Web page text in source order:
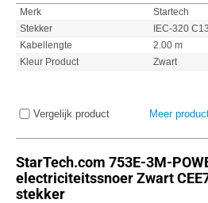
Merk
Startech
Stekker
IEC-320
Kabellengte
2.00 m
Kleur Product
Zwart
Vergelijk product Meer
StarTech.com 753E-3M-
electriciteitssnoer Zwart
stekker